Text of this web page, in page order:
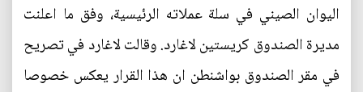
اليوان الصيني في سلة عملاته الرئيسية، وفق ما اعلنت
مديرة الصندوق كريستين لاغارد. وقالت لاغارد في تصريح
في مقر الصندوق بواشنطن ان هذا القرار يعكس خصوصا